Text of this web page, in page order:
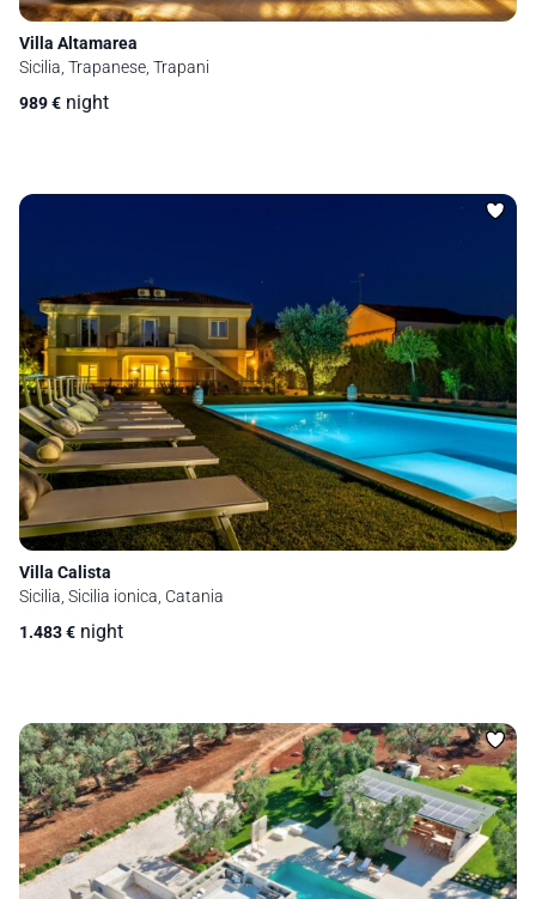
Villa Altamarea
Sicilia, Trapanese, Trapani
989€ night
Villa Calista
Sicilia, Sicilia ionica, Catania
1.483€ night